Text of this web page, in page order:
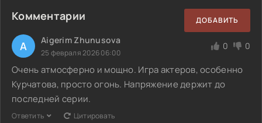
Комментарии ДОБАВИТЬ
A Aigerim Zhunusova
25 февраля 2026 06:00
0 0
Очень атмосферно и мощно. Игра актеров, особенно
Курчатова, просто огонь. Напряжение держит до
последней серии.
Ответить Цитировать